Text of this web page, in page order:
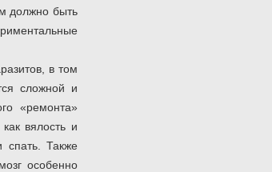
должно быть
в том
сложной и
«ремонта»
вялость и
спать. Также
особенно